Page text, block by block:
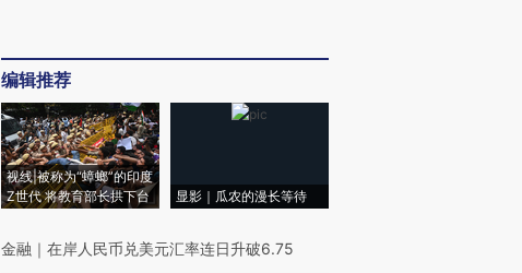
编辑推荐
视线|被称为“蟑螂”的印度
Z世代 将教育部长拱下台
显影｜瓜农的漫长等待
金融 ｜ 在岸人民币兑美元汇率连日升破6.75